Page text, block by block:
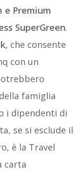
e Premium
SuperGreen.
che consente
con un
famiglia
i dipendenti di
se si esclude il
è la Travel
carta